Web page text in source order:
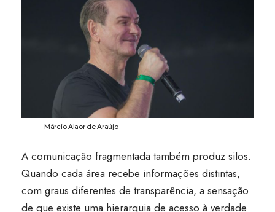
Márcio Alaor de Araújo
A comunicação fragmentada também produz silos.
Quando cada área recebe informações distintas,
com graus diferentes de transparência, a sensação
de que existe uma hierarquia de acesso à verdade